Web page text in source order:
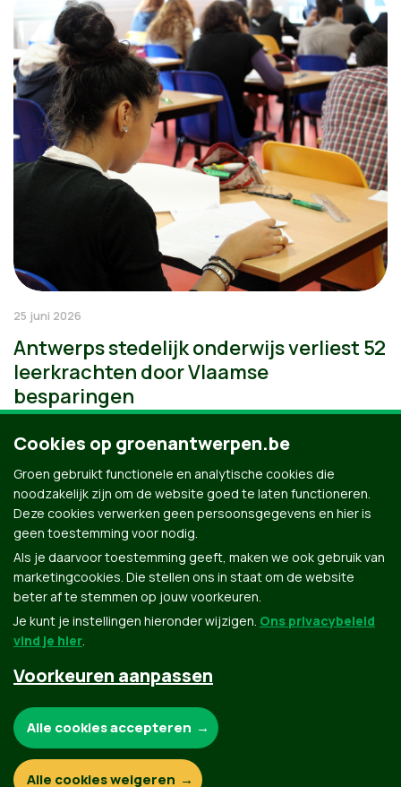
25 juni 2026
Antwerps stedelijk onderwijs verliest 52
leerkrachten door Vlaamse
besparingen
Groen.be
Contact Privacybeleid
Cookies op groenantwerpen.be
Groen gebruikt functionele en analytische cookies die
noodzakelijk zijn om de website goed te laten functioneren.
Deze cookies verwerken geen persoonsgegevens en hier is
geen toestemming voor nodig.
Als je daarvoor toestemming geeft, maken we ook gebruik van
marketingcookies. Die stellen ons in staat om de website
beter af te stemmen op jouw voorkeuren.
Je kunt je instellingen hieronder wijzigen. Ons privacybeleid
vind je hier.
Voorkeuren aanpassen
Functionele en analytische cookies:
Alle cookies accepteren
Alle cookies weigeren